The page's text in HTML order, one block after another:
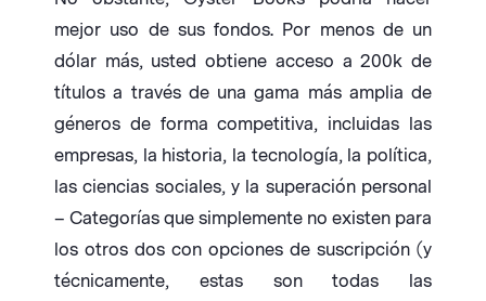
mejor uso de sus fondos. Por menos de un
dólar más, usted obtiene acceso a 200k de
títulos a través de una gama más amplia de
géneros de forma competitiva, incluidas las
empresas, la historia, la tecnología, la política,
las ciencias sociales, y la superación personal
– Categorías que simplemente no existen para
los otros dos con opciones de suscripción (y
técnicamente, estas son todas las